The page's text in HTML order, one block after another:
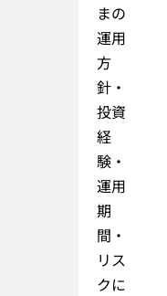
まの
運用
方
針・
投資
経
験・
運用
期
間・
リス
クに